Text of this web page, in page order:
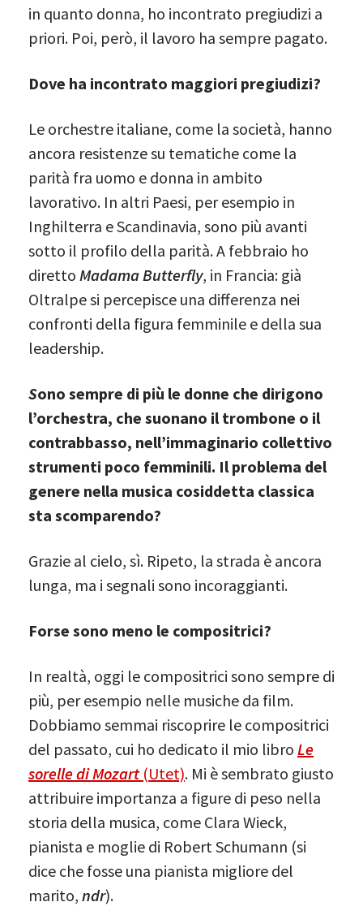
in quanto donna, ho incontrato pregiudizi a
priori. Poi, però, il lavoro ha sempre pagato.
Dove ha incontrato maggiori pregiudizi?
Le orchestre italiane, come la società, hanno
ancora resistenze su tematiche come la
parità fra uomo e donna in ambito
lavorativo. In altri Paesi, per esempio in
Inghilterra e Scandinavia, sono più avanti
sotto il profilo della parità. A febbraio ho
diretto Madama Butterfly, in Francia: già
Oltralpe si percepisce una differenza nei
confronti della figura femminile e della sua
leadership.
Sono sempre di più le donne che dirigono
l’orchestra, che suonano il trombone o il
contrabbasso, nell’immaginario collettivo
strumenti poco femminili. Il problema del
genere nella musica cosiddetta classica
sta scomparendo?
Grazie al cielo, sì. Ripeto, la strada è ancora
lunga, ma i segnali sono incoraggianti.
Forse sono meno le compositrici?
In realtà, oggi le compositrici sono sempre di
più, per esempio nelle musiche da film.
Dobbiamo semmai riscoprire le compositrici
del passato, cui ho dedicato il mio libro Le
sorelle di Mozart (Utet). Mi è sembrato giusto
attribuire importanza a figure di peso nella
storia della musica, come Clara Wieck,
pianista e moglie di Robert Schumann (si
dice che fosse una pianista migliore del
marito, ndr).